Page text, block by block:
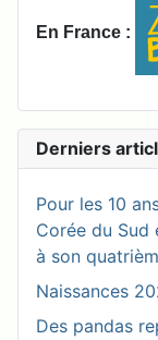
En France :
Derniers
Pour les 10
Corée du Sud
à son
Naissances
Des pandas